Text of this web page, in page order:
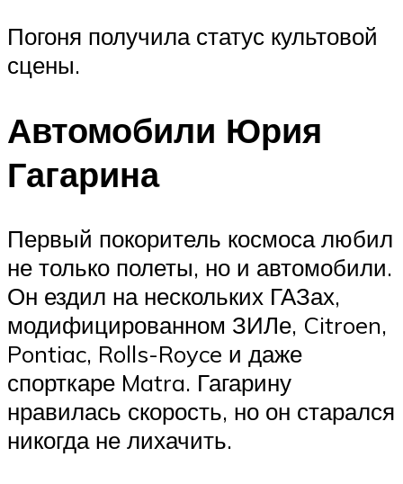
Погоня получила статус культовой
сцены.
Автомобили Юрия
Гагарина
Первый покоритель космоса любил
не только полеты, но и автомобили.
Он ездил на нескольких ГАЗах,
модифицированном ЗИЛе, Citroen,
Pontiac, Rolls-Royce и даже
спорткаре Matra. Гагарину
нравилась скорость, но он старался
никогда не лихачить.